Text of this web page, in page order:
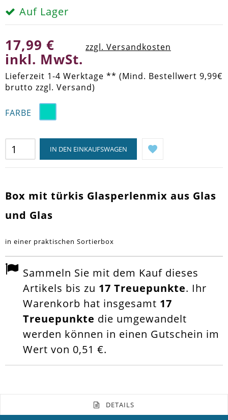
Auf Lager
17,99 €
inkl. MwSt.
zzgl. Versandkosten
Lieferzeit 1-4 Werktage ** (Mind. Bestellwert 9,99€
brutto zzgl. Versand)
FARBE
IN DEN EINKAUFSWAGEN
Box mit türkis Glasperlenmix aus Glas
und Glas
in einer praktischen Sortierbox
Sammeln Sie mit dem Kauf dieses
Artikels bis zu 17 Treuepunkte. Ihr
Warenkorb hat insgesamt 17
Treuepunkte die umgewandelt
werden können in einen Gutschein im
Wert von 0,51 €.
DETAILS